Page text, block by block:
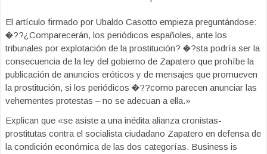
El artículo firmado por Ubaldo Casotto empieza preguntándose:
�??¿Comparecerán, los periódicos españoles, ante los
tribunales por explotación de la prostitución? �?sta podría ser la
consecuencia de la ley del gobierno de Zapatero que prohíbe la
publicación de anuncios eróticos y de mensajes que promueven
la prostitución, si los periódicos �??como parecen anunciar las
vehementes protestas – no se adecuan a ella.»
Explican que «se asiste a una inédita alianza cronistas-
prostitutas contra el socialista ciudadano Zapatero en defensa de
la condición económica de las dos categorías. Business is